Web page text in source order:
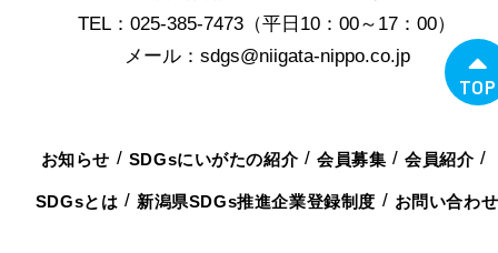
TOP
TEL：025-385-7473（平日10：00～17：00）
メール：sdgs@niigata-nippo.co.jp
お知らせ SDGsにいがたの紹介 会員募集 会員紹介
SDGsとは 新潟県SDGs推進企業登録制度 お問い合わせ